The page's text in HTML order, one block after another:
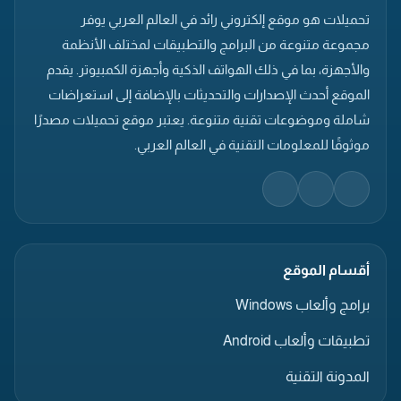
تحميلات هو موقع إلكتروني رائد في العالم العربي يوفر
مجموعة متنوعة من البرامج والتطبيقات لمختلف الأنظمة
والأجهزة، بما في ذلك الهواتف الذكية وأجهزة الكمبيوتر. يقدم
الموقع أحدث الإصدارات والتحديثات بالإضافة إلى استعراضات
شاملة وموضوعات تقنية متنوعة. يعتبر موقع تحميلات مصدرًا
موثوقًا للمعلومات التقنية في العالم العربي.
أقسام الموقع
برامج وألعاب Windows
تطبيقات وألعاب Android
المدونة التقنية